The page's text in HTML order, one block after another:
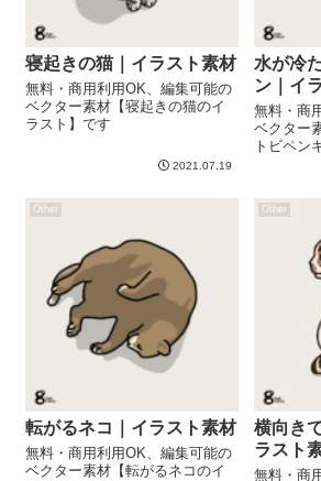
寝起きの猫｜イラスト素材
無料・商用利用OK、編集可能の
ベクター素材【寝起きの猫のイ
ラスト】です
2021.07.19
水が冷
ン｜イ
無料・商
ベクター
トビペン
Other
転がるネコ｜イラスト素材
無料・商用利用OK、編集可能の
ベクター素材【転がるネコのイ
Other
横向き
ラスト
無料・商